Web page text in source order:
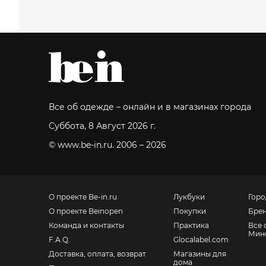
Все об одежде – онлайн и в магазинах города
Суббота, 8 Август 2026 г.
© www.be-in.ru. 2006 – 2026
О проекте Be-in.ru
О проекте Beinopen
Команда и контакты
F.A.Q.
Доставка, оплата, возврат
Лукбуки
Покупки
Практика
Glocalabel.com
Магазины для
дома
Все